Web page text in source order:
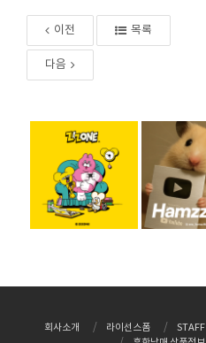
이전 목록
다음
회사소개 라이선스폼 STAFF